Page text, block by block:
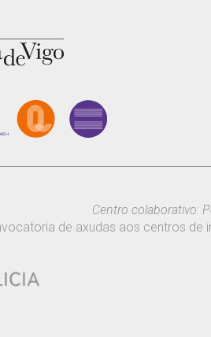
Centro colaborativo:
de axudas aos centros de